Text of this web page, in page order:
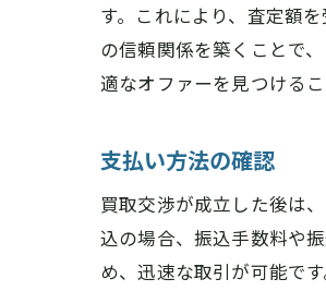
す。これにより、査定額
の信頼関係を築くことで
適なオファーを見つける
支払い方法の確認
買取交渉が成立した後は
込の場合、振込手数料や
め、迅速な取引が可能で